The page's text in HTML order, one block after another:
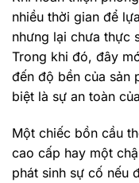
nhiều thời gian để
nhưng lại chưa thực
Trong khi đó, đây
đến độ bền của sản
biệt là sự an toàn
Một chiếc bồn cầu
cao cấp hay một
phát sinh sự cố nếu